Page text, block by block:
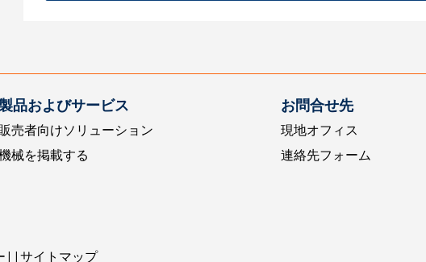
品およびサービス
売者向けソリューション
械を掲載する
お問合せ先
現地オフィス
連絡先フォーム
サイトマップ